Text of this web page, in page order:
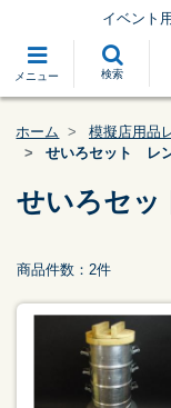
メニュー 検索
イベント
ホーム 模擬店用品
せいろセット レ
せいろセ
商品件数：2件